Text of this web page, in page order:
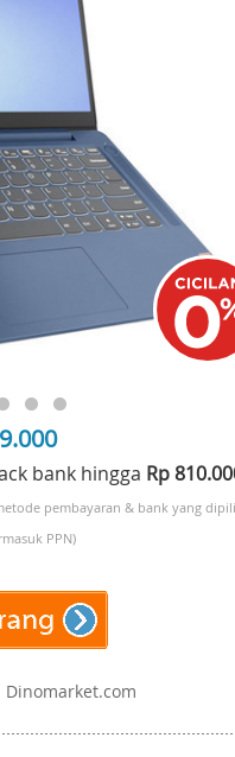
bank hingga Rp
pembayaran & bank yang
PPN)